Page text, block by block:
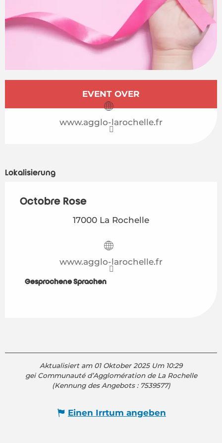
EVENT OVER
www.agglo-larochelle.fr
Lokalisierung
Octobre Rose
17000 La Rochelle
www.agglo-larochelle.fr
Gesprochene Sprachen
Gesprochene Sprachen
Aktualisiert am 01 Oktober 2025 Um 10:29
gei Communauté d’Agglomération de La Rochelle
(Kennung des Angebots : 7539577)
Einen Irrtum angeben